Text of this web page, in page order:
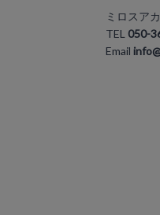
ミロスア
TEL 050-
Email